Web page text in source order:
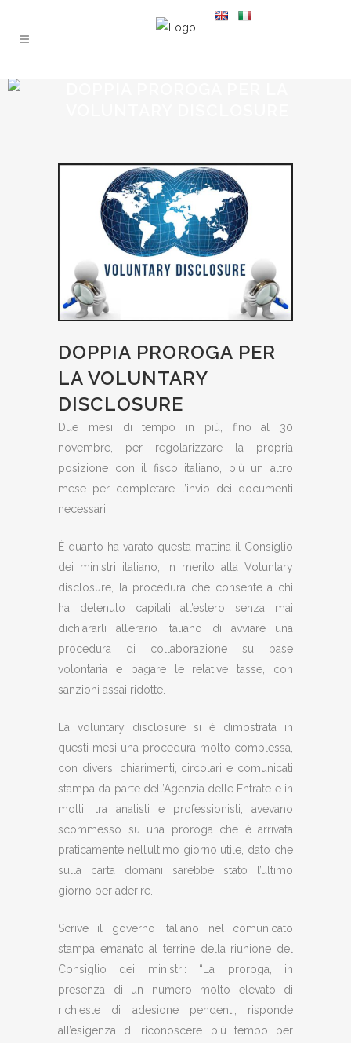
DOPPIA PROROGA PER
LA VOLUNTARY
DISCLOSURE
Due mesi di tempo in più, fino al 30
novembre, per regolarizzare la propria
posizione con il fisco italiano, più un altro
mese per completare l’invio dei documenti
necessari.
È quanto ha varato questa mattina il Consiglio
dei ministri italiano, in merito alla Voluntary
disclosure, la procedura che consente a chi
ha detenuto capitali all’estero senza mai
dichiararli all’erario italiano di avviare una
procedura di collaborazione su base
volontaria e pagare le relative tasse, con
sanzioni assai ridotte.
La voluntary disclosure si è dimostrata in
questi mesi una procedura molto complessa,
con diversi chiarimenti, circolari e comunicati
stampa da parte dell’Agenzia delle Entrate e in
molti, tra analisti e professionisti, avevano
scommesso su una proroga che è arrivata
praticamente nell’ultimo giorno utile, dato che
sulla carta domani sarebbe stato l’ultimo
giorno per aderire.
Scrive il governo italiano nel comunicato
stampa emanato al terrine della riunione del
Consiglio dei ministri: “La proroga, in
presenza di un numero molto elevato di
richieste di adesione pendenti, risponde
all’esigenza di riconoscere più tempo per